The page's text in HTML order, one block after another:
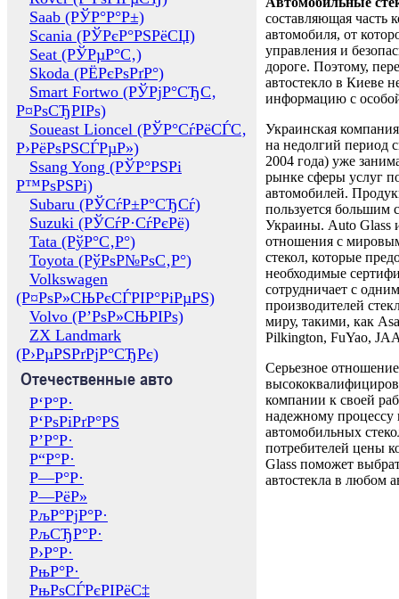
Saab (РЎР°Р°Р±)
Scania (РЎРєР°РЅРёСЏ)
Seat (РЎРµР°С‚)
Skoda (РЁРєРѕРґР°)
Smart Fortwo (РЎРјР°СЂС‚
Р¤РѕСЂРІРѕ)
Soueast Lioncel (РЎР°СѓРёСЃС‚
Р›РёРѕРЅСЃРµР»)
Ssang Yong (РЎР°РЅРі
Р™РѕРЅРі)
Subaru (РЎСѓР±Р°СЂСѓ)
Suzuki (РЎСѓР·СѓРєРё)
Tata (РўР°С‚Р°)
Toyota (РўРѕР№РѕС‚Р°)
Volkswagen
(Р¤РѕР»СЊРєСЃРІР°РіРµРЅ)
Volvo (Р’РѕР»СЊРІРѕ)
ZX Landmark
(Р›РµРЅРґРјР°СЂРє)
Отечественные авто
Р‘Р°Р·
Р‘РѕРіРґР°РЅ
Р’Р°Р·
Р“Р°Р·
Р—Р°Р·
Р—РёР»
РљР°РјР°Р·
РљСЂР°Р·
Р›Р°Р·
РњР°Р·
РњРѕСЃРєРІРёС‡
составляющая часть
автомобиля, от
управления и
дороге. Поэтому,
автостекло в Киеве
информацию с
Украинская
на недолгий период
2004 года) уже
рынке сферы услуг
автомобилей.
пользуется большим
Украины. Auto Glass
отношения с
стекол, которые
необходимые
сотрудничает с
производителей
миру, такими, как
Pilkington, FuYao,
Серьезное отношение
компании к своей
надежному процессу
автомобильных
потребителей цены
Glass поможет
автостекла в любом